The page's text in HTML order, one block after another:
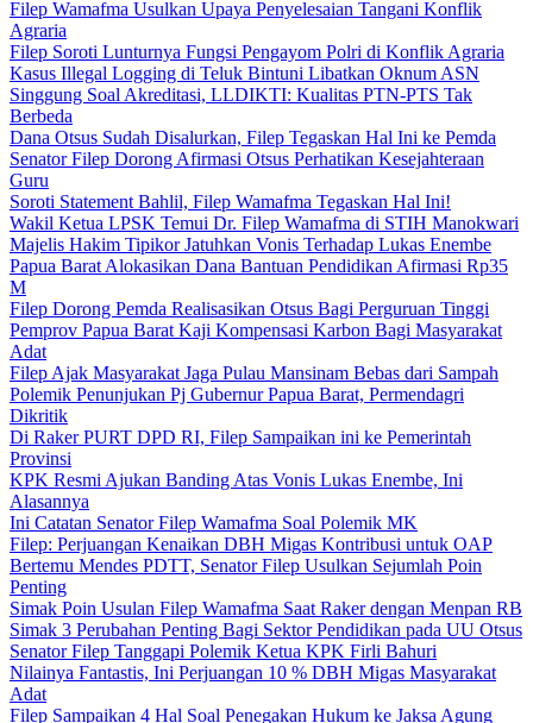
Filep Wamafma Usulkan Upaya Penyelesaian Tangani Konflik
Agraria
Filep Soroti Lunturnya Fungsi Pengayom Polri di Konflik Agraria
Kasus Illegal Logging di Teluk Bintuni Libatkan Oknum ASN
Singgung Soal Akreditasi, LLDIKTI: Kualitas PTN-PTS Tak
Berbeda
Dana Otsus Sudah Disalurkan, Filep Tegaskan Hal Ini ke Pemda
Senator Filep Dorong Afirmasi Otsus Perhatikan Kesejahteraan
Guru
Soroti Statement Bahlil, Filep Wamafma Tegaskan Hal Ini!
Wakil Ketua LPSK Temui Dr. Filep Wamafma di STIH Manokwari
Majelis Hakim Tipikor Jatuhkan Vonis Terhadap Lukas Enembe
Papua Barat Alokasikan Dana Bantuan Pendidikan Afirmasi Rp35
M
Filep Dorong Pemda Realisasikan Otsus Bagi Perguruan Tinggi
Pemprov Papua Barat Kaji Kompensasi Karbon Bagi Masyarakat
Adat
Filep Ajak Masyarakat Jaga Pulau Mansinam Bebas dari Sampah
Polemik Penunjukan Pj Gubernur Papua Barat, Permendagri
Dikritik
Di Raker PURT DPD RI, Filep Sampaikan ini ke Pemerintah
Provinsi
KPK Resmi Ajukan Banding Atas Vonis Lukas Enembe, Ini
Alasannya
Ini Catatan Senator Filep Wamafma Soal Polemik MK
Filep: Perjuangan Kenaikan DBH Migas Kontribusi untuk OAP
Bertemu Mendes PDTT, Senator Filep Usulkan Sejumlah Poin
Penting
Simak Poin Usulan Filep Wamafma Saat Raker dengan Menpan RB
Simak 3 Perubahan Penting Bagi Sektor Pendidikan pada UU Otsus
Senator Filep Tanggapi Polemik Ketua KPK Firli Bahuri
Nilainya Fantastis, Ini Perjuangan 10 % DBH Migas Masyarakat
Adat
Filep Sampaikan 4 Hal Soal Penegakan Hukum ke Jaksa Agung